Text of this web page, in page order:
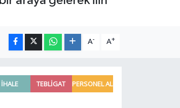
A- A+